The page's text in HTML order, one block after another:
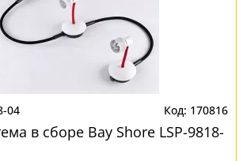
04 170816
в сборе Bay Shore LSP-9818-